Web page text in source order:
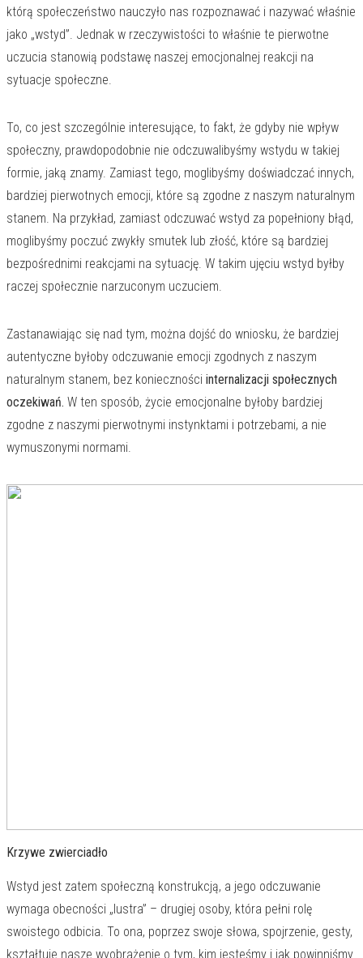
którą społeczeństwo nauczyło nas rozpoznawać i nazywać właśnie
jako „wstyd”. Jednak w rzeczywistości to właśnie te pierwotne
uczucia stanowią podstawę naszej emocjonalnej reakcji na
sytuacje społeczne.
To, co jest szczególnie interesujące, to fakt, że gdyby nie wpływ
społeczny, prawdopodobnie nie odczuwalibyśmy wstydu w takiej
formie, jaką znamy. Zamiast tego, moglibyśmy doświadczać innych,
bardziej pierwotnych emocji, które są zgodne z naszym naturalnym
stanem. Na przykład, zamiast odczuwać wstyd za popełniony błąd,
moglibyśmy poczuć zwykły smutek lub złość, które są bardziej
bezpośrednimi reakcjami na sytuację. W takim ujęciu wstyd byłby
raczej społecznie narzuconym uczuciem.
Zastanawiając się nad tym, można dojść do wniosku, że bardziej
autentyczne byłoby odczuwanie emocji zgodnych z naszym
naturalnym stanem, bez konieczności internalizacji społecznych
oczekiwań. W ten sposób, życie emocjonalne byłoby bardziej
zgodne z naszymi pierwotnymi instynktami i potrzebami, a nie
wymuszonymi normami.
Krzywe zwierciadło
Wstyd jest zatem społeczną konstrukcją, a jego odczuwanie
wymaga obecności „lustra” – drugiej osoby, która pełni rolę
swoistego odbicia. To ona, poprzez swoje słowa, spojrzenie, gesty,
kształtuje nasze wyobrażenie o tym, kim jesteśmy i jak powinniśmy